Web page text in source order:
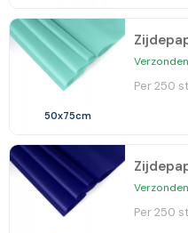
50x75cm
Per 250
Per 250